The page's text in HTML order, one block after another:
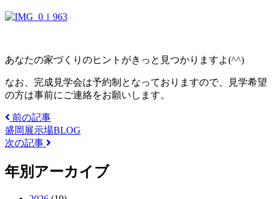
あなたの家づくりのヒントがきっと見つかりますよ(^^)
なお、完成見学会は予約制となっておりますので、見学希望
の方は事前にご連絡をお願いします。
前の記事
盛岡展示場BLOG
次の記事
年別アーカイブ